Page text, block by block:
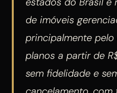
de imóveis
principalmente
planos a partir de
sem fidelidade e